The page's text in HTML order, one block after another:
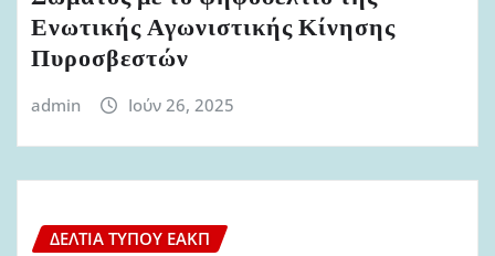
Ενωτικής Αγωνιστικής Κίνησης
Πυροσβεστών
admin Ιούν 26, 2025
ΔΕΛΤΊΑ ΤΎΠΟΥ ΕΑΚΠ